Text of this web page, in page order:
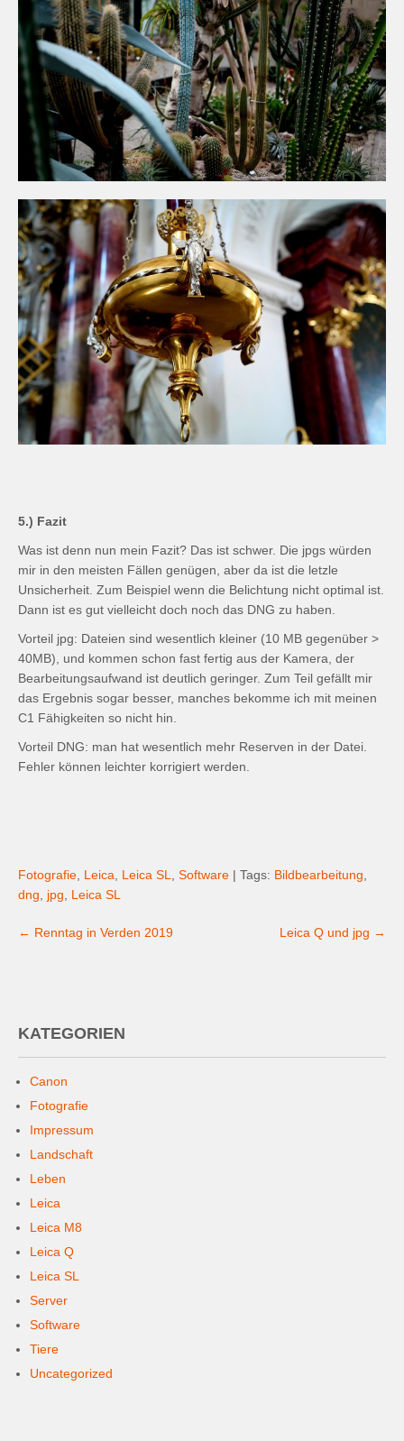
5.) Fazit
Was ist denn nun mein Fazit? Das ist schwer. Die jpgs würden
mir in den meisten Fällen genügen, aber da ist die letzle
Unsicherheit. Zum Beispiel wenn die Belichtung nicht optimal ist.
Dann ist es gut vielleicht doch noch das DNG zu haben.
Vorteil jpg: Dateien sind wesentlich kleiner (10 MB gegenüber >
40MB), und kommen schon fast fertig aus der Kamera, der
Bearbeitungsaufwand ist deutlich geringer. Zum Teil gefällt mir
das Ergebnis sogar besser, manches bekomme ich mit meinen
C1 Fähigkeiten so nicht hin.
Vorteil DNG: man hat wesentlich mehr Reserven in der Datei.
Fehler können leichter korrigiert werden.
Fotografie Leica Leica SL Software | Tags: Bildbearbeitung
dng
jpg Leica SL
navigation
← Renntag in Verden 2019 Leica Q und jpg →
KATEGORIEN
Canon
Fotografie
Impressum
Landschaft
Leben
Leica
Leica M8
Leica Q
Leica SL
Server
Software
Tiere
Uncategorized